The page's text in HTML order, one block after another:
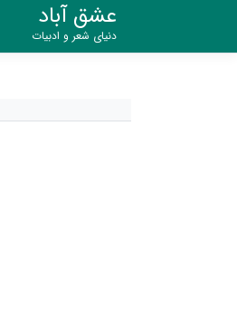
عشق آباد
دنیای شعر و ادبیات